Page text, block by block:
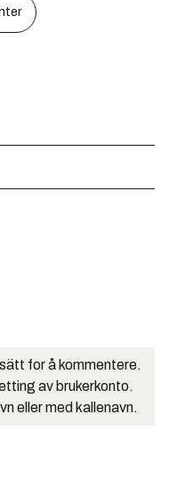
for å kommentere.
av brukerkonto.
eller med kallenavn.